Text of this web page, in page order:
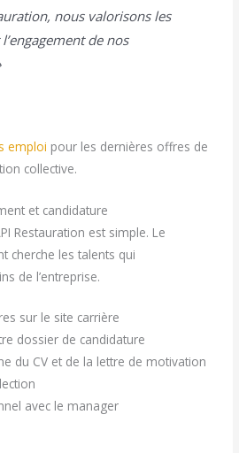
nous valorisons les
de nos
emploi pour les dernières offres de
collective.
et candidature
Restauration est simple. Le
cherche les talents qui
de l’entreprise.
sur le site carrière
dossier de candidature
du CV et de la lettre de motivation
avec le manager